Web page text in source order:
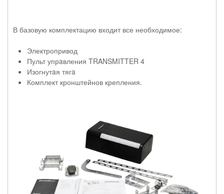
В базовую комплектацию входит все необходимое:
Электропривод
Пульт упрaвления TRANSMITTER 4
Изогнутaя тягa
Комплект кронштейнов крепления.